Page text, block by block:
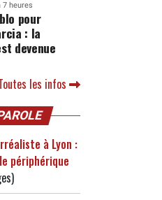
7 heures
pour
: la
devenue
les infos
à Lyon :
périphérique